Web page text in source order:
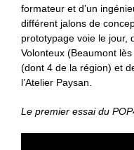
formateur et d’un
différent jalons de
prototypage voie le jour,
Volonteux (Beaumont
(dont 4 de la région) et
l’Atelier Paysan.
Le premier essai du